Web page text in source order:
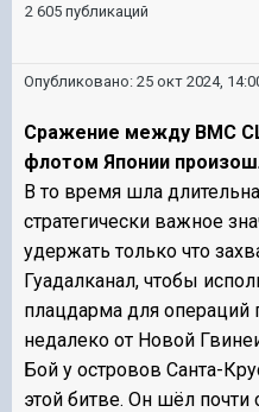
2 605 публикаций
Опубликовано: 25 окт 2024,
Сражение между ВМС
флотом Японии
В то время шла
стратегически важное
удержать только что
Гуадалканал, чтобы
плацдарма для операций
недалеко от Новой
Бой у островов Санта-
этой битве. Он шёл почти